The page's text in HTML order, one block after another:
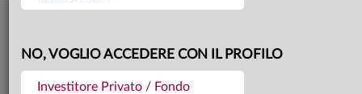
NO, VOGLIO ACCEDERE CON IL PROFILO
Investitore Privato / Fondo
OVERVIEW – TANTI